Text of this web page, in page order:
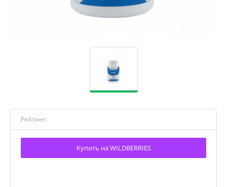
Рейтинг:
Купить на WILDBERRIES